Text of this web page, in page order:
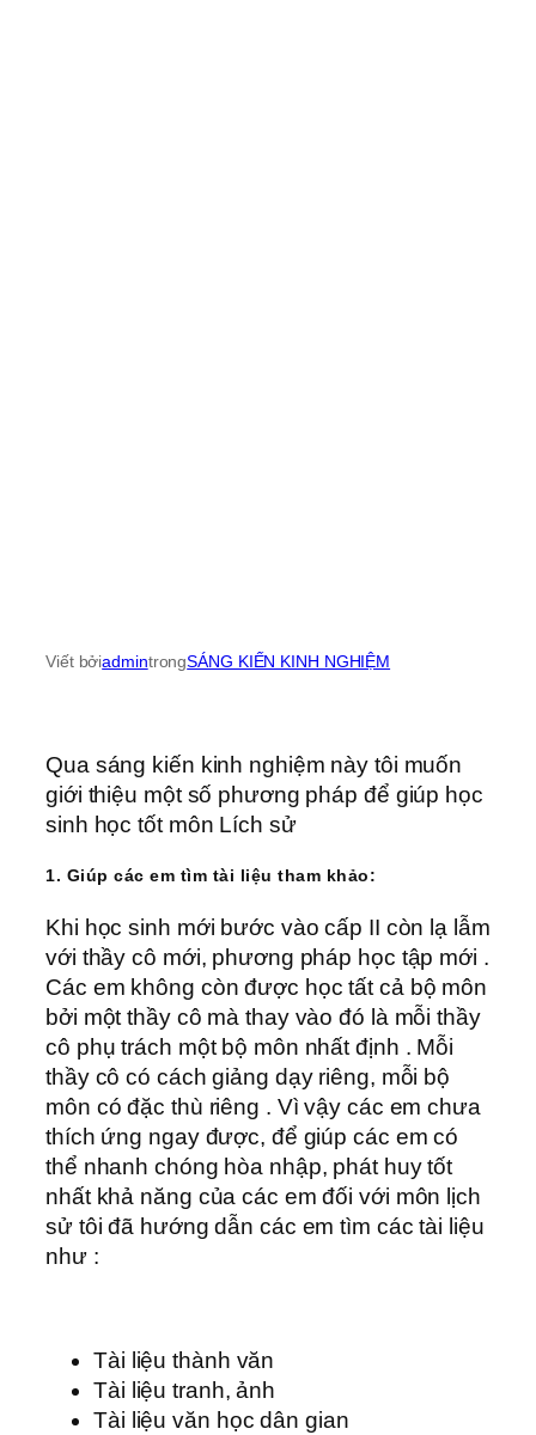
Viết bởiadmintrongSÁNG KIẾN KINH NGHIỆM
Qua sáng kiến kinh nghiệm này tôi muốn
giới thiệu một số phương pháp để giúp học
sinh học tốt môn Lích sử
1. Giúp các em tìm tài liệu tham khảo:
Khi học sinh mới bước vào cấp II còn lạ lẫm
với thầy cô mới, phương pháp học tập mới .
Các em không còn được học tất cả bộ môn
bởi một thầy cô mà thay vào đó là mỗi thầy
cô phụ trách một bộ môn nhất định . Mỗi
thầy cô có cách giảng dạy riêng, mỗi bộ
môn có đặc thù riêng . Vì vậy các em chưa
thích ứng ngay được, để giúp các em có
thể nhanh chóng hòa nhập, phát huy tốt
nhất khả năng của các em đối với môn lịch
sử tôi đã hướng dẫn các em tìm các tài liệu
như :
Tài liệu thành văn
Tài liệu tranh, ảnh
Tài liệu văn học dân gian